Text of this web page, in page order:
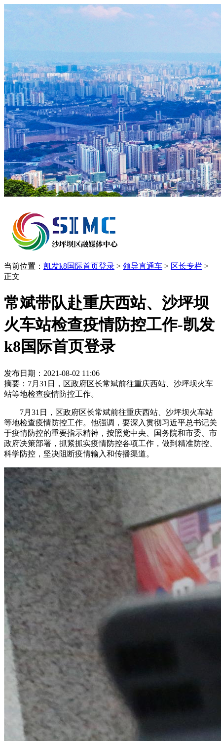
当前位置： 凯发k8国际首页登录 > 领导直通车 > 区长专栏 >
正文
常斌带队赴重庆西站、沙坪坝
火车站检查疫情防控工作-凯发
k8国际首页登录
发布日期：2021-08-02 11:06
摘要：7月31日，区政府区长常斌前往重庆西站、沙坪坝火车
站等地检查疫情防控工作。
7月31日，区政府区长常斌前往重庆西站、沙坪坝火车站
等地检查疫情防控工作。他强调，要深入贯彻习近平总书记关
于疫情防控的重要指示精神，按照党中央、国务院和市委、市
政府决策部署，抓紧抓实疫情防控各项工作，做到精准防控、
科学防控，坚决阻断疫情输入和传播渠道。